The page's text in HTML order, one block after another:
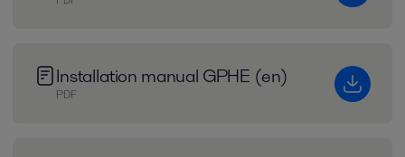
Installation manual GPHE (en)
PDF